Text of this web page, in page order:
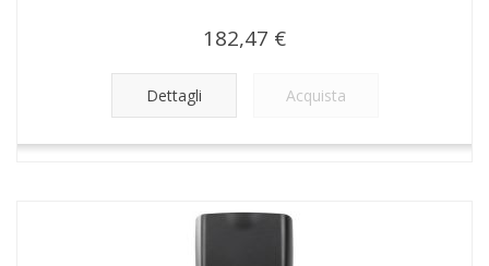
182,47 €
Dettagli Acquista